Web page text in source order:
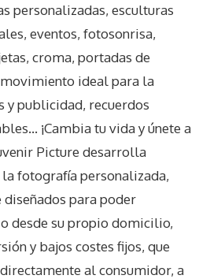
personalizadas, esculturas
eventos, fotosonrisa,
croma, portadas de
ideal para la
y publicidad, recuerdos
¡Cambia tu vida y únete a
Picture desarrolla
fotografía personalizada,
para poder
desde su propio domicilio,
y bajos costes fijos, que
al consumidor, a